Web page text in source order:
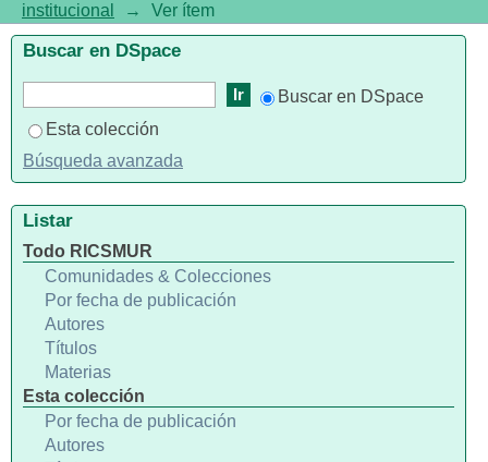
institucional
→ Ver ítem
Buscar en DSpace
Buscar en DSpace
Esta colección
Búsqueda avanzada
Listar
Todo RICSMUR
Comunidades & Colecciones
Por fecha de publicación
Autores
Títulos
Materias
Esta colección
Por fecha de publicación
Autores